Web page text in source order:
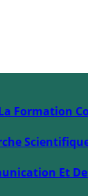
Formation
Et